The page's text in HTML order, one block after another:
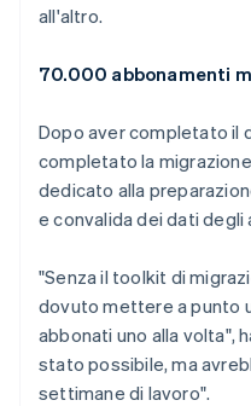
all'altro.
70.000 abbonamenti
Dopo aver completato il
completato la
dedicato alla
e convalida dei dati degli
"Senza il toolkit di
dovuto mettere a punto
abbonati uno alla volta",
stato possibile, ma
settimane di lavoro".